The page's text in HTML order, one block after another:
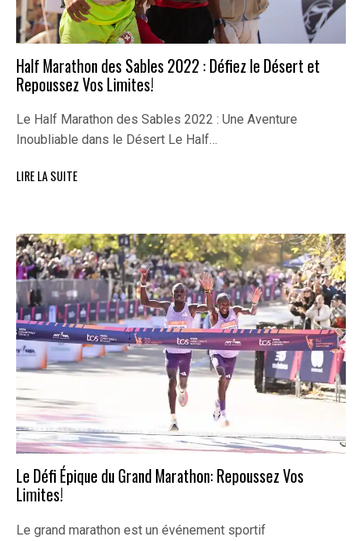
Half Marathon des Sables 2022 : Défiez le Désert et
Repoussez Vos Limites!
Le Half Marathon des Sables 2022 : Une Aventure
Inoubliable dans le Désert Le Half…
LIRE LA SUITE
Le Défi Épique du Grand Marathon: Repoussez Vos
Limites!
Le grand marathon est un événement sportif